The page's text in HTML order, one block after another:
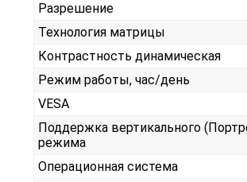
Разрешение
Технология матрицы
Контрастность динамическая
Режим работы, час/день
VESA
Поддержка вертикального
режима
Операционная система